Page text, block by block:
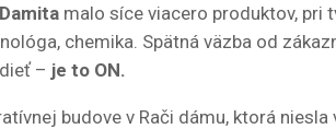
malo síce viacero produktov, pri
chemika. Spätná väzba od
– je to ON.
budove v Rači dámu, ktorá